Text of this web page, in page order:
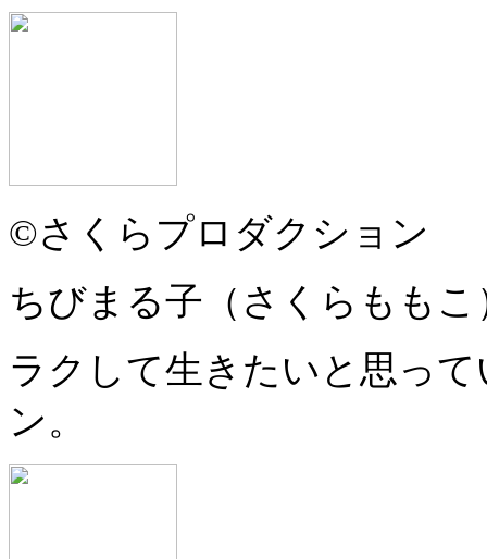
©さくらプロダクション
ちびまる子（さくらももこ
ラクして生きたいと思っ
ン。